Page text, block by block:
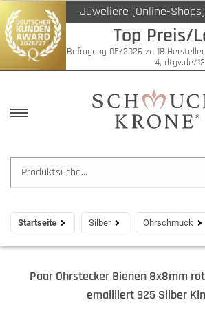
Juweliere (Online-Shops)
Top Preis/
Befragung 05/2026 zu 18
4, dtgv.de/
Startseite Silber Ohrschmuck
Paar Ohrstecker Bienen 8x8mm
emailliert 925 Silber